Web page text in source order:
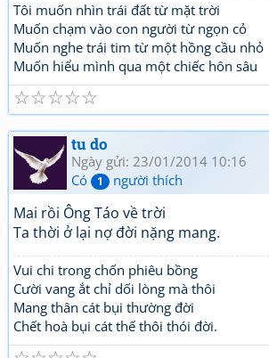
Tôi muốn nhìn trái đất từ mặt trời
Muốn chạm vào con người từ ngọn cỏ
Muốn nghe trái tim từ một hồng cầu nhỏ
Muốn hiểu mình qua một chiếc hôn sâu
☆
☆
☆
☆
☆
tu do
Ngày gửi: 23/01/2014 10:16
Có
1 người thích
Mai rồi Ông Táo về trời
Ta thời ở lại nợ đời nặng mang.
Vui chi trong chốn phiêu bồng
Cười vang ắt chỉ dối lòng mà thôi
Mang thân cát bụi thường đời
Chết hoà bụi cát thế thôi thói đời.